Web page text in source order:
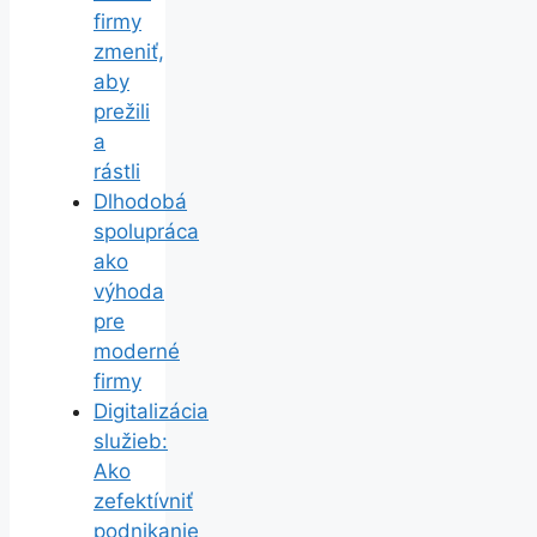
firmy
zmeniť,
aby
prežili
a
rástli
Dlhodobá
spolupráca
ako
výhoda
pre
moderné
firmy
Digitalizácia
služieb:
Ako
zefektívniť
podnikanie